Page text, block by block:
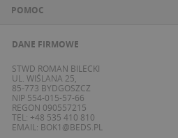
POMOC
DANE FIRMOWE
STWD ROMAN BILECKI
UL. WIŚLANA 25,
85-773 BYDGOSZCZ
NIP 554-015-57-66
REGON 090557215
TEL: +48 535 410 810
EMAIL: BOK1@BEDS.PL